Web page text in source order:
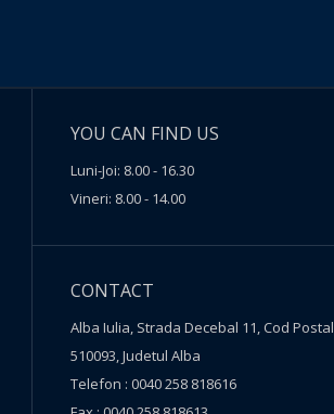
YOU CAN FIND US
Luni-Joi: 8.00 - 16.30
Vineri: 8.00 - 14.00
CONTACT
Alba Iulia, Strada Decebal 11, Cod Postal
510093, Judetul Alba
Telefon : 0040 258 818616